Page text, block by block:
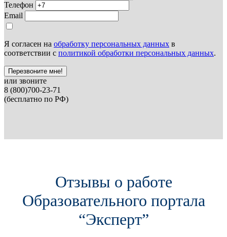
Телефон
Email
Я согласен на обработку персональных данных в
соответствии с политикой обработки персональных данных.
Перезвоните мне!
или звоните
8 (800)700-23-71
(бесплатно по РФ)
Отзывы о работе
Образовательного портала
“Эксперт”